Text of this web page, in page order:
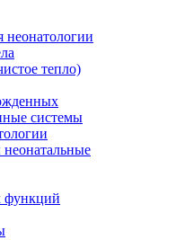
неонатологии
тепло)
системы
функций